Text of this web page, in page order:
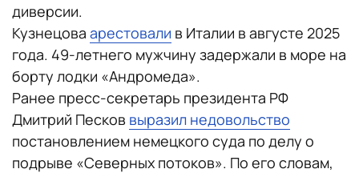
диверсии.
Кузнецова арестовали в Италии в августе 2025
года. 49-летнего мужчину задержали в море на
борту лодки «Андромеда».
Ранее пресс-секретарь президента РФ
Дмитрий Песков выразил недовольство
постановлением немецкого суда по делу о
подрыве «Северных потоков». По его словам,